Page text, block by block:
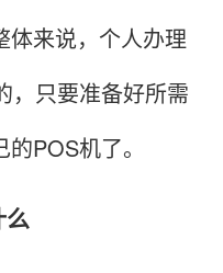
体来说，个人办理
，只要准备好所需
POS机了。